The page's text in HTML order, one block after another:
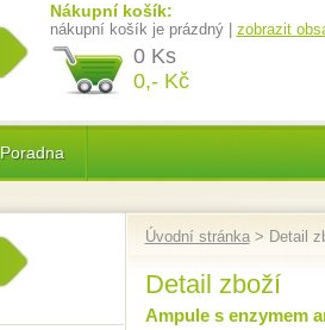
Nákupní košík:
nákupní košík je prázdný | zobrazit
0 Ks
0,- Kč
Poradna
Úvodní stránka> Detail
Detail zboží
Ampule s enzymem